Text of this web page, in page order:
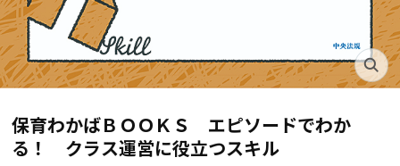
保育わかばＢＯＯＫＳ エピソードでわか
る！ クラス運営に役立つスキル